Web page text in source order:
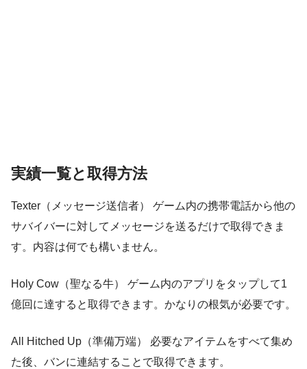
実績一覧と取得方法
Texter（メッセージ送信者） ゲーム内の携帯電話から他の
サバイバーに対してメッセージを送るだけで取得できま
す。内容は何でも構いません。
Holy Cow（聖なる牛） ゲーム内のアプリをタップして1
億回に達すると取得できます。かなりの根気が必要です。
All Hitched Up（準備万端） 必要なアイテムをすべて集め
た後、バンに連結することで取得できます。